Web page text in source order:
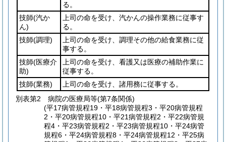
る。
技師(汽か
ん)
上司の命を受け、汽かんの操作業務に従事す
る。
技師(調理)
上司の命を受け、調理その他の給食業務に従
事する。
技師(医療介
助)
上司の命を受け、看護又は医療の補助作業に
従事する。
技師(業務)
上司の命を受け、諸用務に従事する。
別表第2 病院の医療局等(第7条関係)
(平17病管規程19・平18病管規程3・平20病管規程
2・平20病管規程10・平21病管規程2・平22病管規
程4・平23病管規程2・平23病管規程10・平24病管
規程6・平24病管規程8・平24病管規程12・平25病